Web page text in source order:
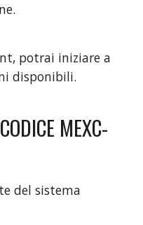
potrai iniziare a
disponibili.
MEXC-
del sistema